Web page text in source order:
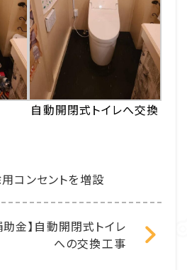
自動開閉式トイレへ交換
コンセントを増設
金】自動開閉式トイレ
への交換工事